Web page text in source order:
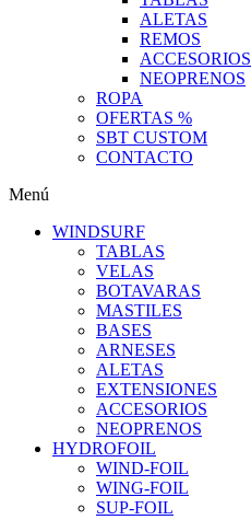
ALETAS
REMOS
ACCESORIOS
NEOPRENOS
ROPA
OFERTAS %
SBT CUSTOM
CONTACTO
Menú
WINDSURF
TABLAS
VELAS
BOTAVARAS
MASTILES
BASES
ARNESES
ALETAS
EXTENSIONES
ACCESORIOS
NEOPRENOS
HYDROFOIL
WIND-FOIL
WING-FOIL
SUP-FOIL